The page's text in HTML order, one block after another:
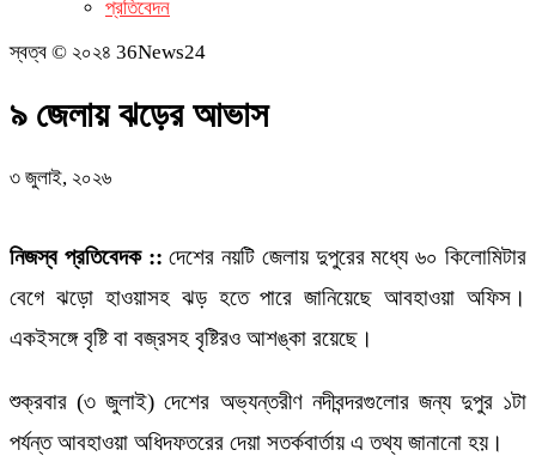
প্রতিবেদন
স্বত্ব © ২০২৪ 36News24
৯ জেলায় ঝড়ের আভাস
৩ জুলাই, ২০২৬
নিজস্ব প্রতিবেদক :: দেশের নয়টি জেলায় দুপুরের মধ্যে ৬০ কিলোমিটার
বেগে ঝড়ো হাওয়াসহ ঝড় হতে পারে জানিয়েছে আবহাওয়া অফিস।
একইসঙ্গে বৃষ্টি বা বজ্রসহ বৃষ্টিরও আশঙ্কা রয়েছে।
শুক্রবার (৩ জুলাই) দেশের অভ্যন্তরীণ নদীবন্দরগুলোর জন্য দুপুর ১টা
পর্যন্ত আবহাওয়া অধিদফতরের দেয়া সতর্কবার্তায় এ তথ্য জানানো হয়।